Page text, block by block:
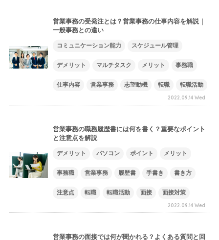
営業事務の受発注とは？営業事務の仕事内容を解説｜
一般事務との違い
コミュニケーション能力 スケジュール管理
デメリット マルチタスク メリット 事務職
仕事内容 営業事務 志望動機 転職 転職活動
2022.09.14 Wed
営業事務の職務履歴書には何を書く？重要なポイント
と注意点を解説
デメリット パソコン ポイント メリット
事務職 営業事務 履歴書 手書き 書き方
注意点 転職 転職活動 面接 面接対策
2022.09.14 Wed
営業事務の面接では何が聞かれる？よくある質問と回